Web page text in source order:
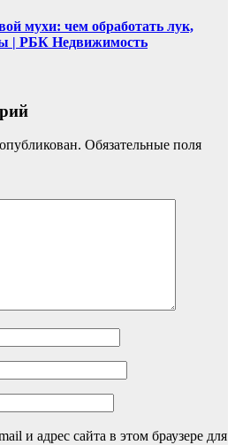
мухи: чем обработать лук,
| РБК Недвижимость
Обязательные поля
и адрес сайта в этом браузере для